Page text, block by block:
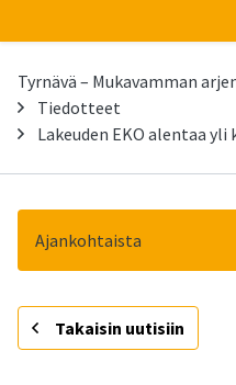
Tyrnävä – Mukavamman
Tiedotteet
Lakeuden EKO alentaa
Ajankohtaista
- Takaisin uutisiin